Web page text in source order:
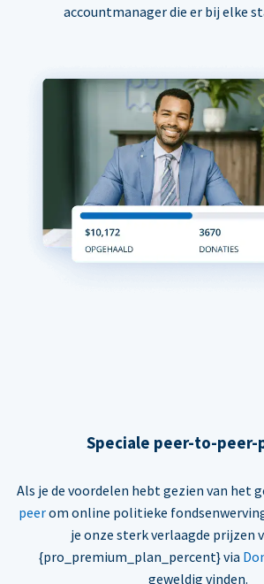
accountmanager die er bij elke
Speciale peer-to-peer-
Als je de voordelen hebt gezien van het
peerom online politieke
je onze sterk verlaagde prijzen
{pro_premium_plan_percent} via
geweldig vinden.